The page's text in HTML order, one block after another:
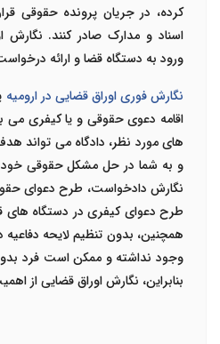
کرده، در جریان پرونده حقوقی
اسناد و مدارک صادر کنند. نگارش
ورود به دستگاه قضا و ارائه
نگارش فوری اوراق قضایی در ارومیه
اقامه دعوی حقوقی و یا کیفری می
های مورد نظر، دادگاه می تواند
و به شما در حل مشکل حقوقی خود
نگارش دادخواست، طرح دعوای
طرح دعوای کیفری در دستگاه های
همچنین، بدون تنظیم لایحه دفاعیه
وجود نداشته و ممکن است فرد
بنابراین، نگارش اوراق قضایی از